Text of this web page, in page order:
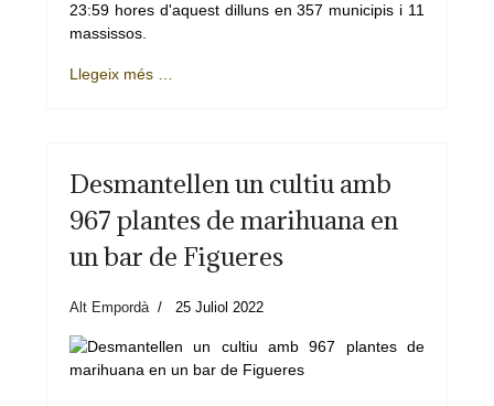
23:59 hores d'aquest dilluns en 357 municipis i 11
massissos.
Llegeix més …
Desmantellen un cultiu amb
967 plantes de marihuana en
un bar de Figueres
Alt Empordà 25 Juliol 2022